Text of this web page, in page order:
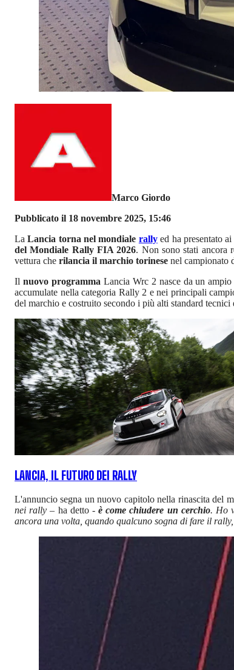
Marco Giordo
Pubblicato il 18 novembre 2025, 15:46
La Lancia torna nel mondiale rally ed ha presentato
del Mondiale Rally FIA 2026. Non sono stati ancora
vettura che rilancia il marchio torinese nel campionato
Il nuovo programma Lancia Wrc 2 nasce da un
accumulate nella categoria Rally 2 e nei principali
del marchio e costruito secondo i più alti standard tecnici
LANCIA, IL FUTURO DEI RALLY
L'annuncio segna un nuovo capitolo nella rinascita del
nei rally – ha detto -è come chiudere un cerchio. Ho
ancora una volta, quando qualcuno sogna di fare il